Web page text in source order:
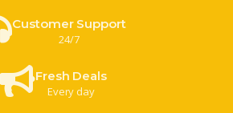
Customer Support
24/7
Fresh Deals
Every day